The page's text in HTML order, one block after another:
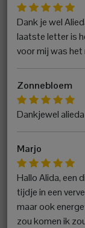
Dank je wel
laatste letter is
voor mij was
Zonnebloem
Dankjewel alieda
Marjo
Hallo Alida, een
tijdje in een
maar ook
zou komen ik